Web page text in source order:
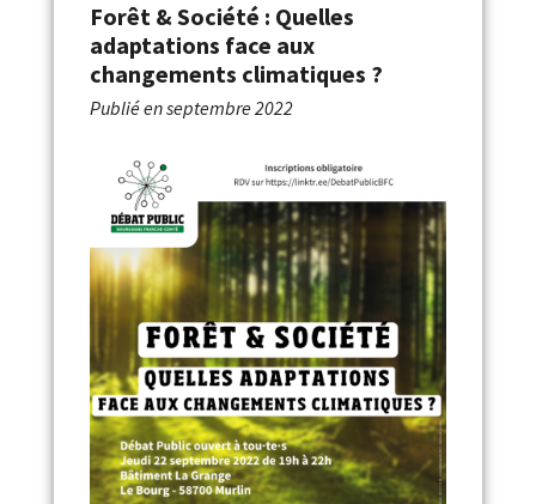
Forêt & Société : Quelles
adaptations face aux
changements climatiques ?
Publié enseptembre 2022